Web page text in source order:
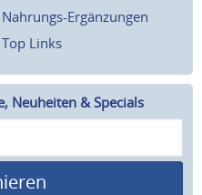
Nahrungs-Ergänzungen
Top Links
Neuheiten & Specials